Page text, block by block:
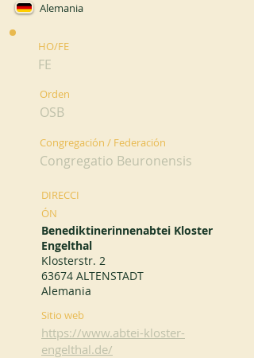
Alemania
HO/FE
FE
Orden
OSB
Congregación / Federación
Congregatio Beuronensis
DIRECCI
ÓN
Benediktinerinnenabtei Kloster
Engelthal
Klosterstr. 2
63674 ALTENSTADT
Alemania
Sitio web
https://www.abtei-kloster-
engelthal.de/